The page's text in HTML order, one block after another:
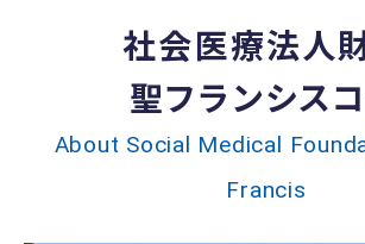
社会医療法人
聖フランシス
About Social Medical
Francis